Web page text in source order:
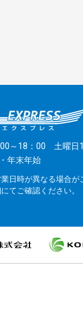
～18：00 土曜日
年末年始
日時が異なる場合が
てご確認ください。